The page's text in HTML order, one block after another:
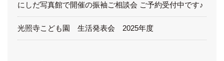
にしだ写真館で開催の振袖ご相談会 ご予約受付中です♪
光照寺こども園 生活発表会 2025年度